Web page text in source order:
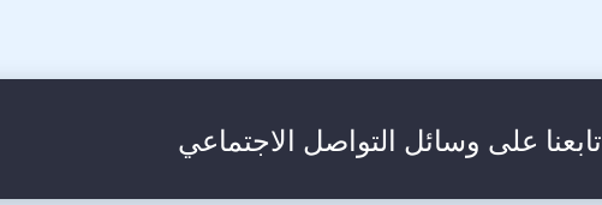
تابعنا على وسائل التواصل الاجتماعي